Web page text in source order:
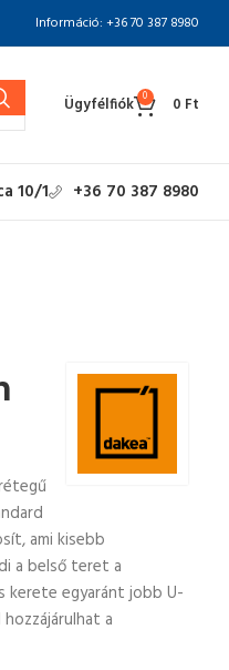
Információ: +36 70 387 8980
Ügyfélfiók 0 0 Ft
10/1 +36 70 387 8980
ami kisebb
a belső teret a
kerete egyaránt jobb U-
a